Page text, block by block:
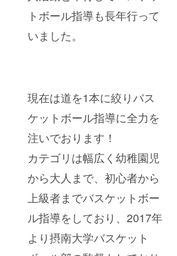
トボール指導も長年行って
いました。
現在は道を1本に絞りバス
ケットボール指導に全力を
注いでおります！
カテゴリは幅広く幼稚園児
から大人まで、初心者から
上級者までバスケットボー
ル指導をしており、2017年
より摂南大学バスケット